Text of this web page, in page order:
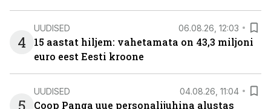
4
UUDISED 06.08.26, 12:03
15 aastat hiljem: vahetamata on 43,3 miljoni
euro eest Eesti kroone
UUDISED 04.08.26, 11:04
Coop Panga uue personalijuhina alustas